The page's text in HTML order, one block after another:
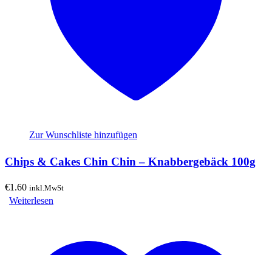
Zur Wunschliste hinzufügen
Chips & Cakes Chin Chin – Knabbergebäck 100g
€1.60 inkl.MwSt
Weiterlesen